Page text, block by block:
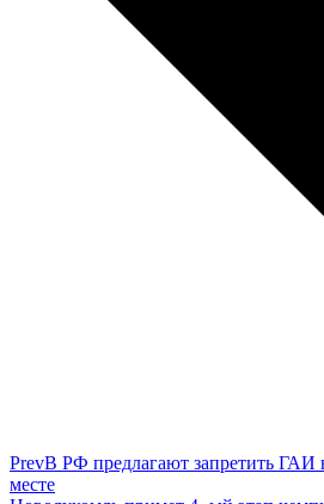
PrevВ РФ предлагают запретить ГАИ
месте